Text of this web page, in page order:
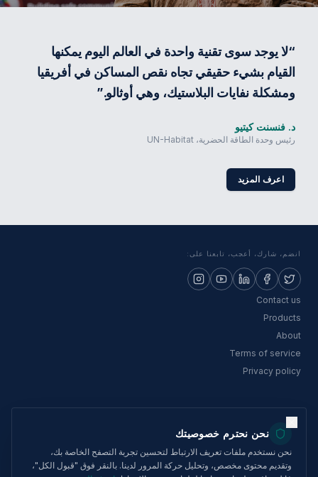
نحن نحترم خصوصيتك
نحن نستخدم ملفات تعريف الارتباط لتحسين تجربة التصفح الخاصة بك،
وتقديم محتوى مخصص، وتحليل حركة المرور لدينا. بالنقر فوق "قبول الكل"،
“لا يوجد سوى تقنية واحدة في العالم اليوم يمكنها
القيام بشيء حقيقي تجاه نقص المساكن في أفريقيا
ومشكلة نفايات البلاستيك، وهي أوثالو.”
د. فنسنت كيتيو
رئيس وحدة الطاقة الحضرية، UN-Habitat
اعرف المزيد
انضم، شارك، أعجب، تابعنا على:
Contact us
Products
About
Terms of service
Privacy policy
OTHALO GROUP LTD
رقم التسجيل:
01010884
رقم الترخيص: 07010857